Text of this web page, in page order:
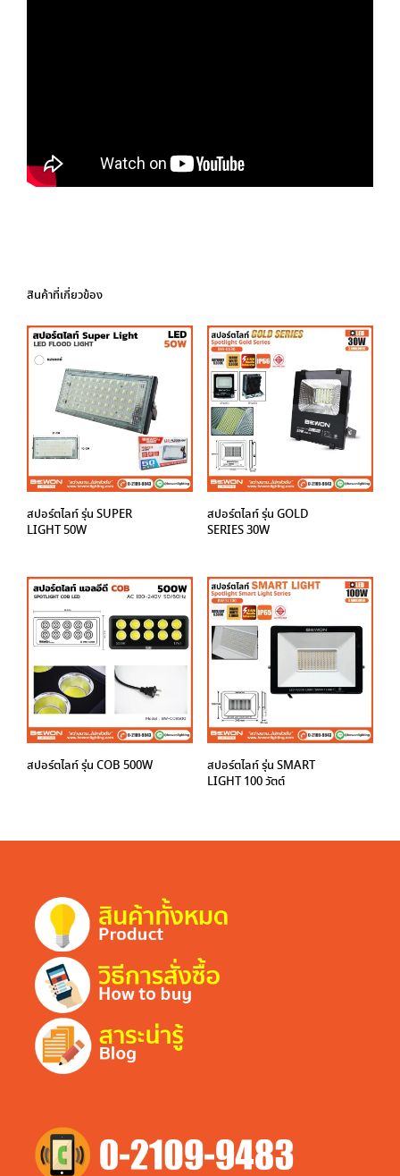
สินค้าที่เกี่ยวข้อง
สปอร์ตไลท์ รุ่น SUPER
LIGHT 50W
สปอร์ตไลท์ รุ่น GOLD
SERIES 30W
สปอร์ตไลท์ รุ่น COB 500W
สปอร์ตไลท์ รุ่น SMART
LIGHT 100 วัตต์